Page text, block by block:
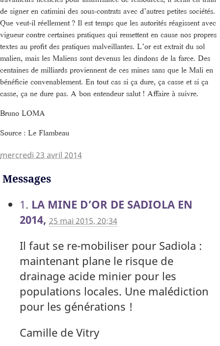
de signer en catimini des sous-contrats avec d’autres petites sociétés.
Que veut-il réellement ? Il est temps que les autorités réagissent avec
vigueur contre certaines pratiques qui remettent en cause nos propres
textes au profit des pratiques malveillantes. L’or est extrait du sol
malien, mais les Maliens sont devenus les dindons de la farce. Des
centaines de milliards proviennent de ces mines sans que le Mali en
bénéficie convenablement. En tout cas si ça dure, ça casse et si ça
casse, ça ne dure pas. A bon entendeur salut ! Affaire à suivre.
Bruno LOMA
Source : Le Flambeau
mercredi 23 avril 2014
Messages
1. LA MINE D’OR DE SADIOLA EN
2014, 25 mai 2015, 20:34
Il faut se re-mobiliser pour Sadiola :
maintenant plane le risque de
drainage acide minier pour les
populations locales. Une malédiction
pour les générations !
Camille de Vitry